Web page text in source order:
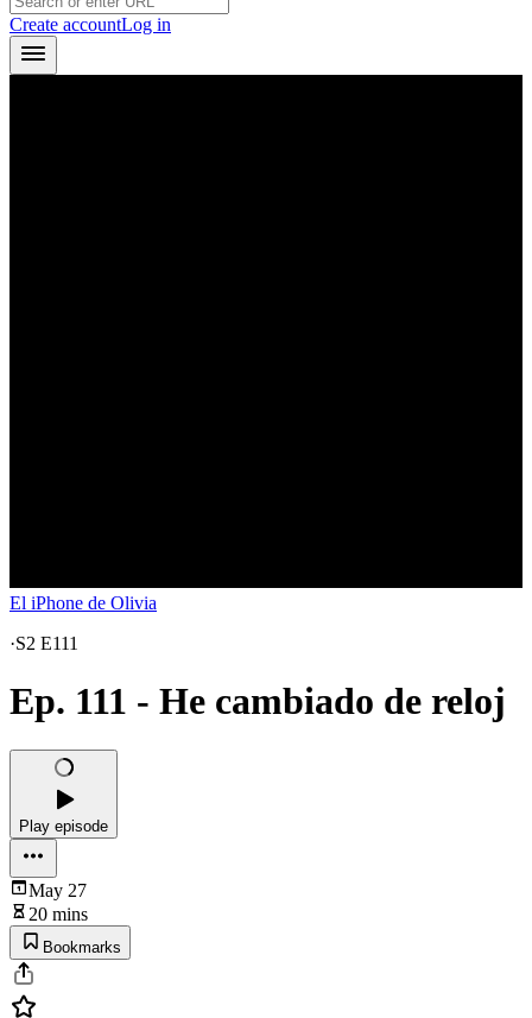
Create accountLog in
El iPhone de Olivia
·S2 E111
Ep. 111 - He cambiado de reloj
Play episode
May 27
20 mins
Bookmarks